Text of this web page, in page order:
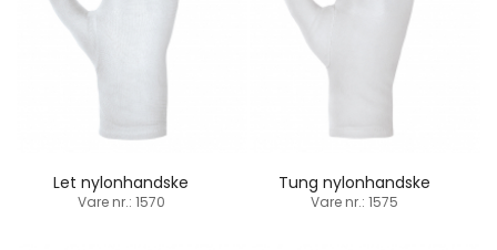
Let nylonhandske
Vare nr.: 1570
Tung nylonhandske
Vare nr.: 1575